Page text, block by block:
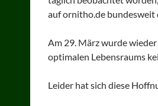
auf ornitho.de bundesweit
Am 29. März wurde
optimalen Lebensraums
Leider hat sich diese